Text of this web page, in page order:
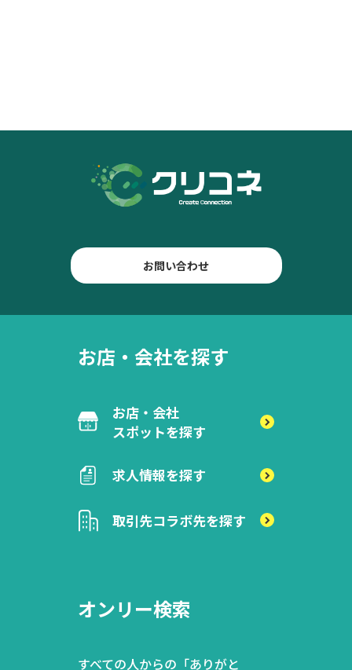
お問い合わせ
お店・会社を探す
お店・会社
スポットを探す
求人情報を探す
取引先コラボ先を探す
オンリー検索
すべての人からの「ありがと